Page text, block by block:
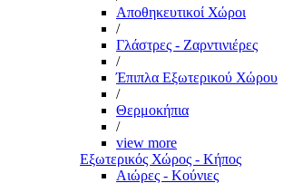
Αποθηκευτικοί Χώροι
/
Γλάστρες - Ζαρντινιέρες
/
Έπιπλα Εξωτερικού Χώρου
/
Θερμοκήπια
/
view more
Εξωτερικός Χώρος - Κήπος
Αιώρες - Κούνιες